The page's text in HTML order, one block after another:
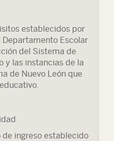
establecidos por
Escolar
del Sistema de
y las instancias de la
de Nuevo León que
de ingreso establecido